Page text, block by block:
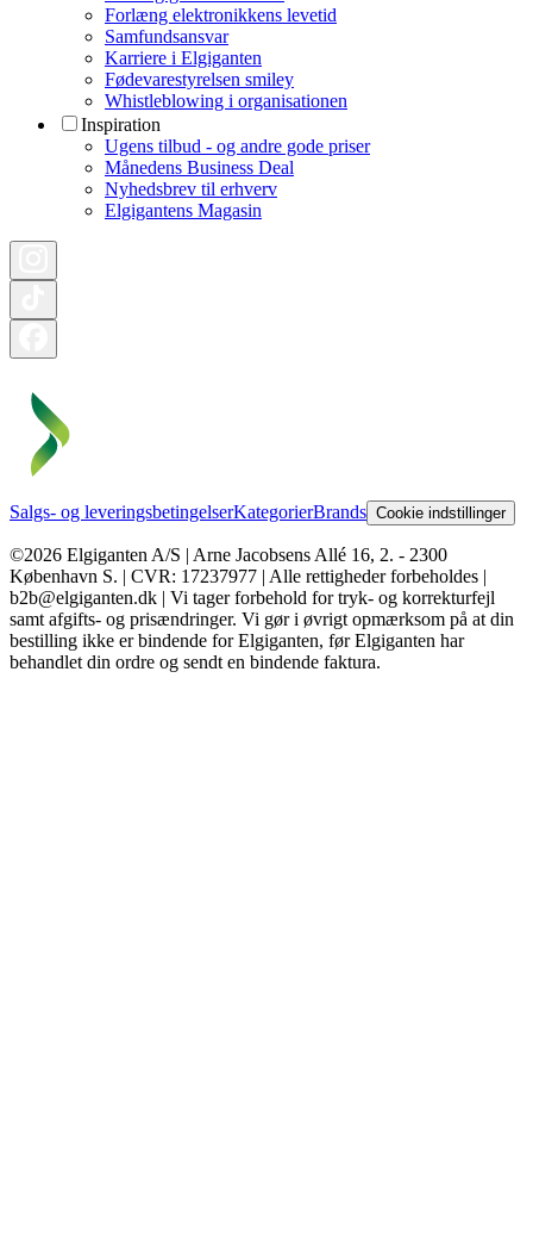
Forlæng elektronikkens levetid
Samfundsansvar
Karriere i Elgiganten
Fødevarestyrelsen smiley
Whistleblowing i organisationen
Inspiration
Ugens tilbud - og andre gode priser
Månedens Business Deal
Nyhedsbrev til erhverv
Elgigantens Magasin
Salgs- og leveringsbetingelserKategorierBrands Cookie indstillinger
©2026 Elgiganten A/S | Arne Jacobsens Allé 16, 2. - 2300
København S. | CVR: 17237977 | Alle rettigheder forbeholdes |
b2b@elgiganten.dk | Vi tager forbehold for tryk- og korrekturfejl
samt afgifts- og prisændringer. Vi gør i øvrigt opmærksom på at din
bestilling ikke er bindende for Elgiganten, før Elgiganten har
behandlet din ordre og sendt en bindende faktura.